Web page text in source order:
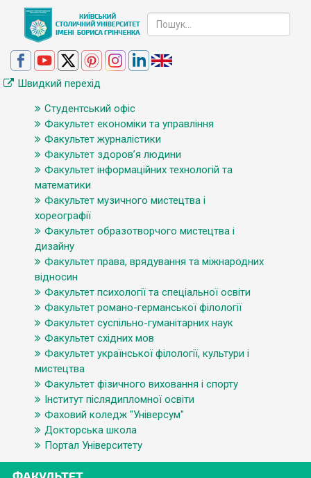
Швидкий перехід
Студентський офіс
Факультет економіки та управління
Факультет журналістики
Факультет здоров’я людини
Факультет інформаційних технологій та
математики
Факультет музичного мистецтва і
хореографії
Факультет образотворчого мистецтва і
дизайну
Факультет права, врядування та міжнародних
відносин
Факультет психології та спеціальної освіти
Факультет романо-германської філології
Факультет суспільно-гуманітарних наук
Факультет східних мов
Факультет української філології, культури і
мистецтва
Факультет фізичного виховання і спорту
Інститут післядипломної освіти
Фаховий коледж "Універсум"
Докторська школа
Портал Університету